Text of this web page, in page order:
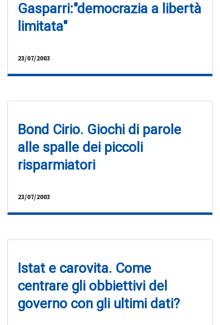
Gasparri:"democrazia a libertà
limitata"
23/07/2003
Bond Cirio. Giochi di parole
alle spalle dei piccoli
risparmiatori
23/07/2003
Istat e carovita. Come
centrare gli obbiettivi del
governo con gli ultimi dati?